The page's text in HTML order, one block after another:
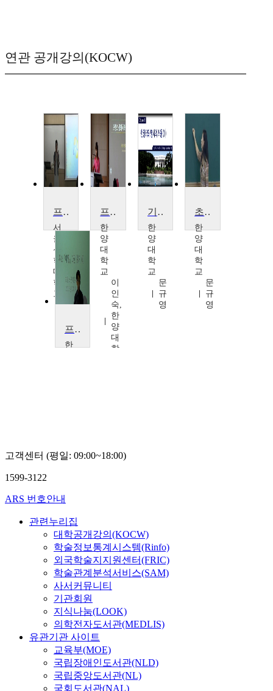
연관 공개강의(KOCW)
프랑스 문화탐방
서
울
신
학
대
학
교
남
경
프랑스문학읽기
한
양
대
학
교
이
인
숙,
한
양
대
학
기초 프랑스어 작문
한
양
대
학
교
문
규
영
초급 프랑스어
한
양
대
학
교
문
규
영
프랑스 근대문학
한
고객센터 (평일: 09:00~18:00)
1599-3122
ARS 번호안내
관련누리집
대학공개강의(KOCW)
학술정보통계시스템(Rinfo)
외국학술지지원센터(FRIC)
학술관계분석서비스(SAM)
사서커뮤니티
기관회원
지식나눔(LOOK)
의학전자도서관(MEDLIS)
유관기관 사이트
교육부(MOE)
국립장애인도서관(NLD)
국립중앙도서관(NL)
국회도서관(NAL)